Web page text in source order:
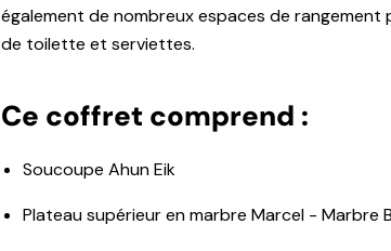
également de nombreux espaces de
de toilette et serviettes.
Ce coffret comprend :
Soucoupe Ahun Eik
Plateau supérieur en marbre Marcel - Marbre